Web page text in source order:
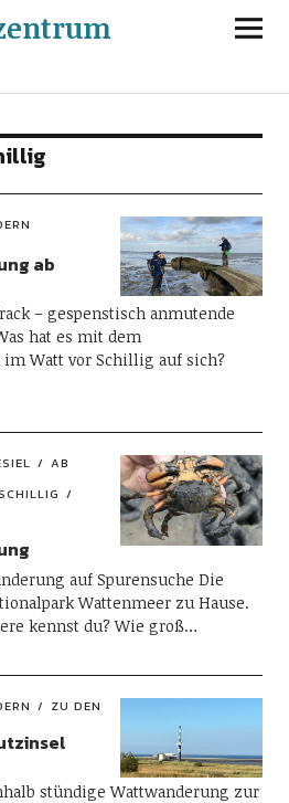
ab
– gespenstisch anmutende
hat es mit dem
Watt vor Schillig auf sich?
AB
auf Spurensuche Die
Wattenmeer zu Hause.
kennst du? Wie groß…
ZU DEN
stündige Wattwanderung zur